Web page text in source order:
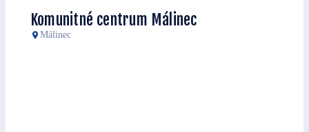
Komunitné centrum Málinec
Málinec